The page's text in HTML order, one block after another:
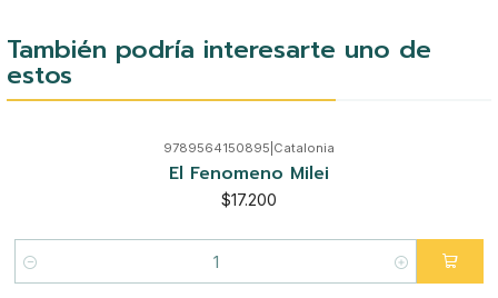
También podría interesarte uno de
estos
9789564150895 Catalonia
El Fenomeno Milei
$17.200
Cantidad